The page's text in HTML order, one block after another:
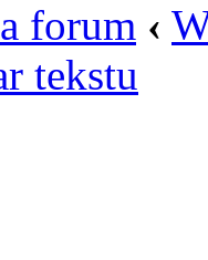
forum ‹
tekstu